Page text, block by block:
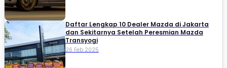
Daftar Lengkap 10 Dealer Mazda di Jakarta
dan Sekitarnya Setelah Peresmian Mazda
Transyogi
26 Feb 2025